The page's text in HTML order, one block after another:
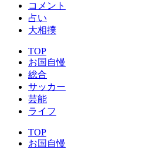
コメント
占い
大相撲
TOP
お国自慢
総合
サッカー
芸能
ライフ
TOP
お国自慢